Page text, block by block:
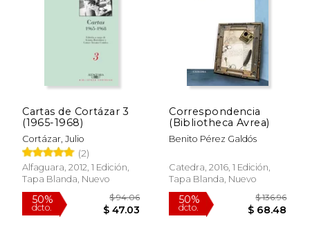
12%
dcto.
Cartas de Cortázar 3
(1965-1968)
Cortázar, Julio
(2)
Alfaguara, 2012, 1 Edición,
Tapa Blanda, Nuevo
Correspondencia
(Bibliotheca Avrea)
Benito Pérez Galdós
Catedra, 2016, 1 Edición,
Tapa Blanda, Nuevo